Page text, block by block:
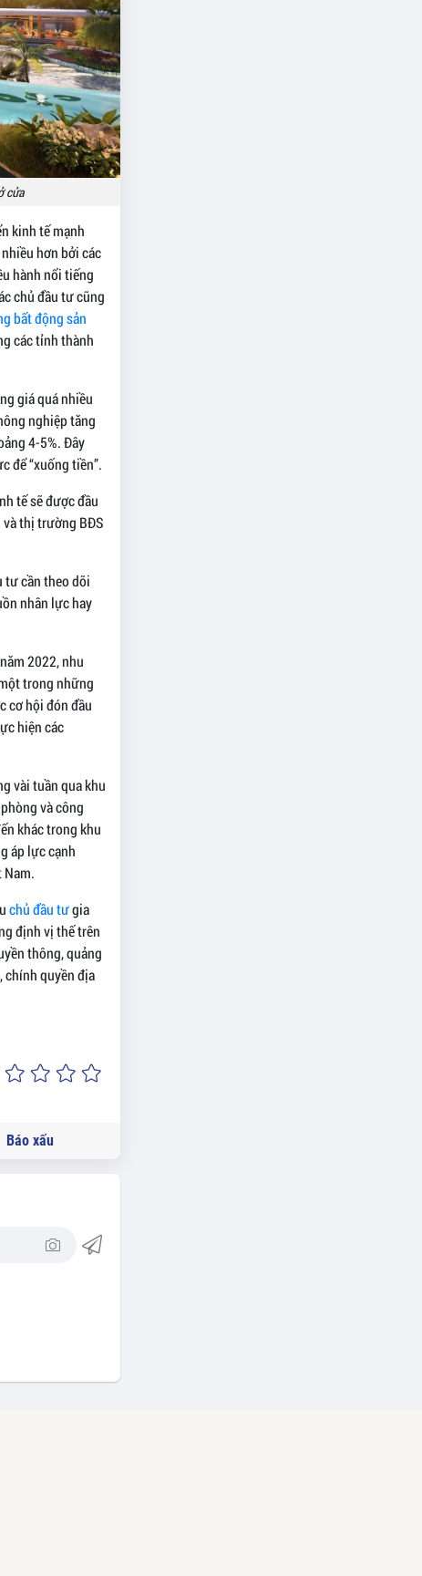
cửa
kinh tế mạnh
hơn bởi các
hành nổi tiếng
chủ đầu tư cũng
bất động sản
các tỉnh thành
giá quá nhiều
nghiệp tăng
4-5%. Đây
để “xuống tiền”.
tế sẽ được đầu
và thị trường BĐS
tư cần theo dõi
nhân lực hay
2022, nhu
trong những
cơ hội đón đầu
hiện các
vài tuần qua khu
và công
khác trong khu
áp lực cạnh
Nam.
chủ đầu tưgia
định vị thế trên
thông, quảng
chính quyền địa
Báo xấu